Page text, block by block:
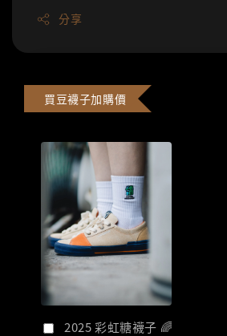
分享
買豆襪子加購價
2025 彩虹糖襪子 🌈